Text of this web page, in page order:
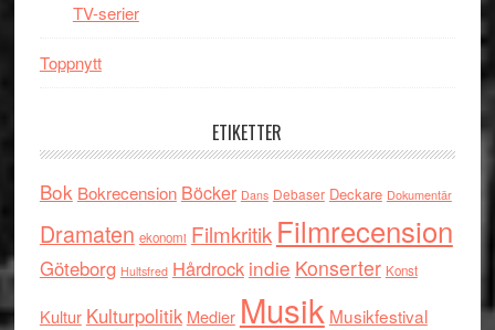
TV-serier
Toppnytt
ETIKETTER
Bok Bokrecension Böcker Dans Debaser Deckare Dokumentär
Dramaten ekonomi Filmkritik Filmrecension
Göteborg Hultsfred Hårdrock indie Konserter Konst
Kultur Kulturpolitik Medier Musik Musikfestival